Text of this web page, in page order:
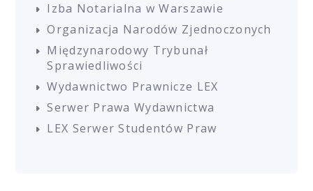
Izba Notarialna w Warszawie
Organizacja Narodów Zjednoczonych
Międzynarodowy Trybunał
Sprawiedliwości
Wydawnictwo Prawnicze LEX
Serwer Prawa Wydawnictwa
LEX Serwer Studentów Praw